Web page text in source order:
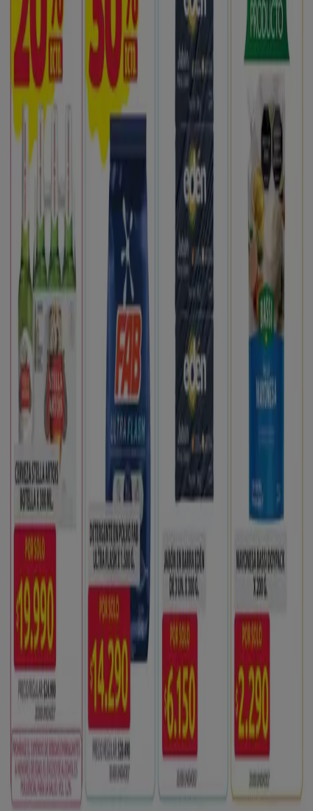
Tiendeo forma parte de Shopfully, la empresa
tecnológica que está reinventando las compras locales
en todo el mundo.
Tiendeo
¿Qué hacemos?
Soluciones para empresas
Noticias y prensa
Trabaja con nosotros
Contáctanos
Contacto comercial y de marketing
Tienda mal colocada en el mapa
Notificar un folleto
¿Encontraste un problema en la web o en la
aplicación?
Índices
Marcas
Marcas locales
Negocios
Negocios cercanos
Productos
Productos locales
Ciudades
Descargar la app Tiendeo